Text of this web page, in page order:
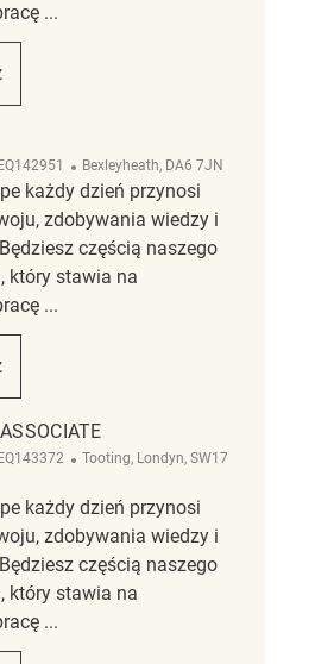
...
Lokalizacja
Bexleyheath, DA6 7JN
każdy dzień przynosi
zdobywania wiedzy i
częścią naszego
który stawia na
...
Lokalizacja
Tooting, Londyn, SW17
każdy dzień przynosi
zdobywania wiedzy i
częścią naszego
który stawia na
...